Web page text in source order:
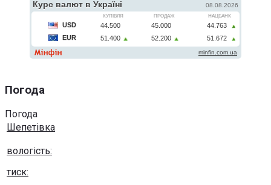
Погода
Погода
Шепетівка
вологість:
тиск: